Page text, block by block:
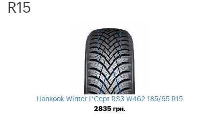
R15
Hankook Winter I*Cept RS3 W462 185/65 R15
2835 грн.